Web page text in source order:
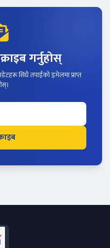
गर्नुहोस्
सिधै तपाईंको इमेलमा प्राप्त